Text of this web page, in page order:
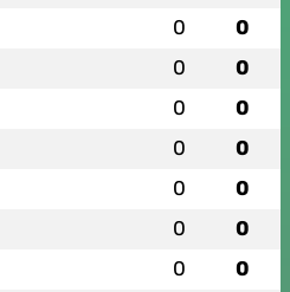
0 0
0 0
0 0
0 0
0 0
0 0
0 0